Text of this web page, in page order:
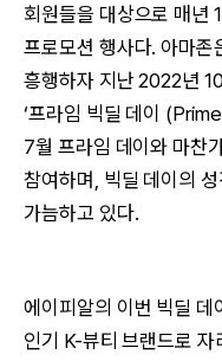
회원들을 대상으로 매년
프로모션 행사다. 아마존
흥행하자 지난 2022년
‘프라임 빅딜 데이
7월 프라임 데이와 마찬
참여하며, 빅딜 데이의
가늠하고 있다.
에이피알의 이번 빅딜 데
인기 K-뷰티 브랜드로